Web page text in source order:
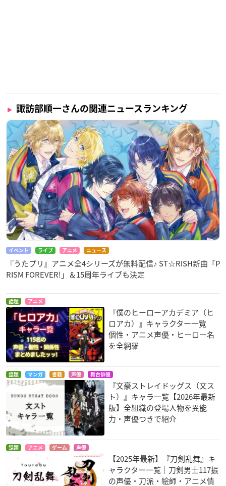
諏訪部順一さんの関連ニュースランキング
イベント ライブ アニメ ニュース
『うたプリ』アニメ全4シリーズが無料配信♪ ST☆RISH新曲「P
RISM FOREVER!」＆15周年ライブも決定
話題 アニメ
『僕のヒーローアカデミア（ヒ
ロアカ）』キャラクター一覧
個性・アニメ声優・ヒーロー名
を全網羅
話題 マンガ 書籍 声優 舞台俳優
『文豪ストレイドッグス（文ス
ト）』キャラ一覧【2026年最新
版】全組織の登場人物を異能
力・声優つきで紹介
話題 アニメ ゲーム 声優
【2025年最新】『刀剣乱舞』キ
ャラクター一覧｜刀剣男士117振
の声優・刀派・絵師・アニメ情